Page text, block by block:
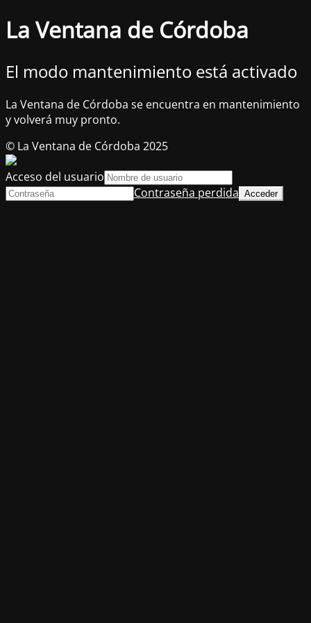
La Ventana de Córdoba
El modo mantenimiento está activado
La Ventana de Córdoba se encuentra en mantenimiento
y volverá muy pronto.
© La Ventana de Córdoba 2025
Acceso del usuario
Contraseña perdida